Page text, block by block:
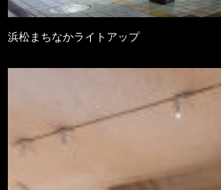
浜松まちなかライトアップ